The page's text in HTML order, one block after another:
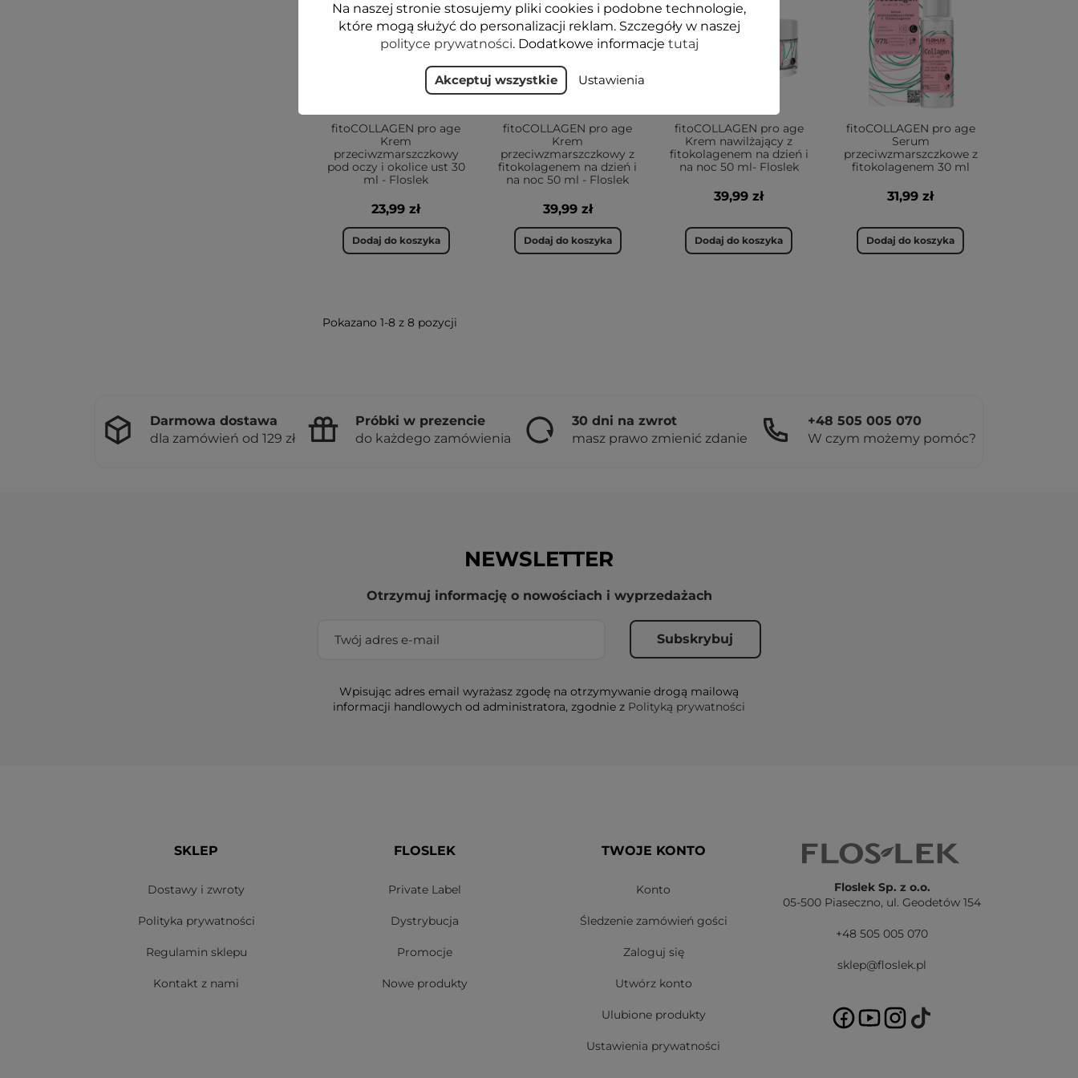
fitoCOLLAGEN pro age
Krem
przeciwzmarszczkowy
pod oczy i okolice ust 30
ml - Floslek
23,99 zł
Dodaj do koszyka
fitoCOLLAGEN pro age
Krem
przeciwzmarszczkowy z
fitokolagenem na dzień i
na noc 50 ml - Floslek
39,99 zł
Dodaj do koszyka
fitoCOLLAGEN pro age
Krem nawilżający z
fitokolagenem na dzień i
na noc 50 ml- Floslek
39,99 zł
Dodaj do koszyka
fitoCOLLAGEN pro age
Serum
przeciwzmarszczkowe z
fitokolagenem 30 ml
31,99 zł
Dodaj do koszyka
Pokazano 1-8 z 8 pozycji
Darmowa dostawa
dla zamówień od 129 zł
Próbki w prezencie
do każdego zamówienia
30 dni na zwrot
masz prawo zmienić zdanie
+48 505 005 070
W czym możemy pomóc?
NEWSLETTER
Otrzymuj informację o nowościach i wyprzedażach
Wpisując adres email wyrażasz zgodę na otrzymywanie drogą mailową
informacji handlowych od administratora, zgodnie z Polityką prywatności
SKLEP
Dostawy i zwroty
Polityka prywatności
Regulamin sklepu
Kontakt z nami
FLOSLEK
Private Label
Dystrybucja
Promocje
Nowe produkty
TWOJE KONTO
Konto
Śledzenie zamówień gości
Zaloguj się
Utwórz konto
Ulubione produkty
Ustawienia prywatności
Floslek Sp. z o.o.
05-500 Piaseczno, ul. Geodetów 154
+48 505 005 070
sklep@floslek.pl
Na naszej stronie stosujemy pliki cookies i podobne technologie,
które mogą służyć do personalizacji reklam. Szczegóły w naszej
polityce prywatności. Dodatkowe informacje tutaj
Akceptuj wszystkie Ustawienia